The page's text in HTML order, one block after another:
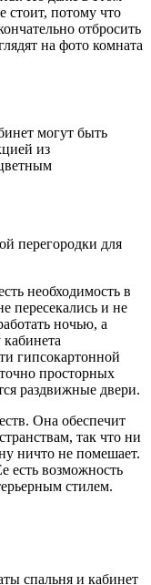
стоит, потому что
отбросить
на фото комната
могут быть
из
перегородки для
необходимость в
пересекались и не
ночью, а
гипсокартонной
просторных
раздвижные двери.
Она обеспечит
так что ни
ничто не помешает.
есть возможность
стилем.
спальня и кабинет